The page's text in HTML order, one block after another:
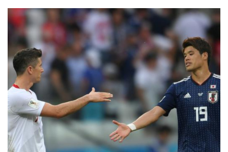
教學評測
EduTech
IT Times
生成式AI與雲端應用
Enterprise Digital Transformation
特集